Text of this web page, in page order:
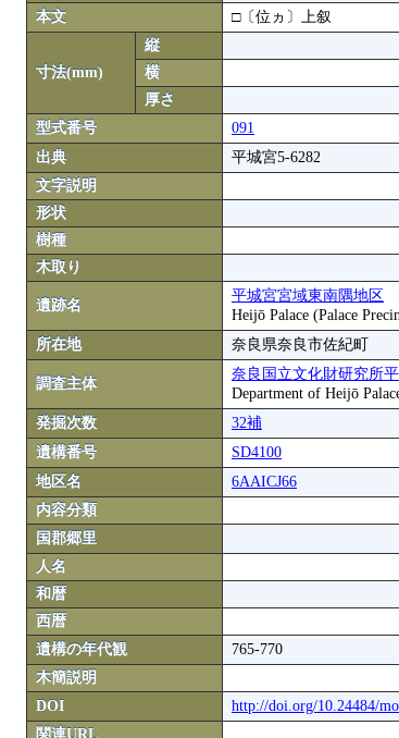
本文
□〔位ヵ〕上叙
寸法(mm)
縦
横
厚さ
型式番号
091
出典
平城宮5-6282
文字説明
形状
樹種
木取り
遺跡名
平城宮宮域東南隅地区
Heijō Palace (Palace
所在地
奈良県奈良市佐紀町
調査主体
奈良国立文化財研究所
Department of Heijō
発掘次数
32補
遺構番号
SD4100
地区名
6AAICJ66
内容分類
国郡郷里
人名
和暦
西暦
遺構の年代観
765-770
木簡説明
DOI
http://doi.org/10.24484/
関連URL